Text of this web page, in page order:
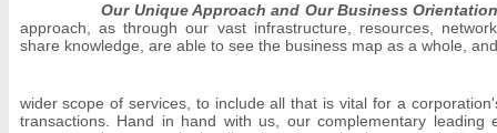
Our Unique Approach and Our Business
approach, as through our vast infrastructure, resources,
share knowledge, are able to see the business map as a whole,
wider scope of services, to include all that is vital for a
transactions. Hand in hand with us, our complementary